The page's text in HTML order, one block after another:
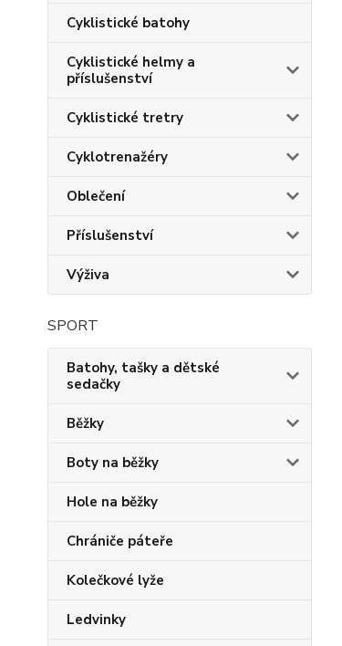
Cyklistické batohy
Cyklistické helmy a
příslušenství
Cyklistické tretry
Cyklotrenažéry
Oblečení
Příslušenství
Výživa
SPORT
Batohy, tašky a dětské
sedačky
Běžky
Boty na běžky
Hole na běžky
Chrániče páteře
Kolečkové lyže
Ledvinky